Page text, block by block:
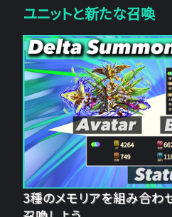
ユニットと新たな召喚
3種のメモリアを組み合わ